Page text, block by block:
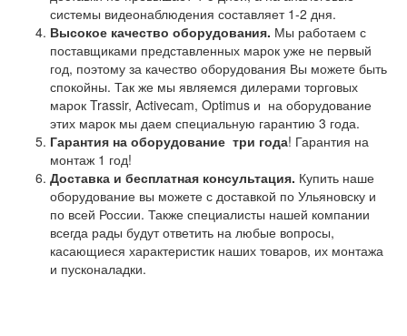
системы видеонаблюдения составляет 1-2 дня.
Высокое качество оборудования. Мы работаем с
поставщиками представленных марок уже не первый
год, поэтому за качество оборудования Вы можете быть
спокойны. Так же мы являемся дилерами торговых
марок Trassir, Activecam, Optimus и на оборудование
этих марок мы даем специальную гарантию 3 года.
Гарантия на оборудование три года! Гарантия на
монтаж 1 год!
Доставка и бесплатная консультация. Купить наше
оборудование вы можете с доставкой по Ульяновску и
по всей России. Также специалисты нашей компании
всегда рады будут ответить на любые вопросы,
касающиеся характеристик наших товаров, их монтажа
и пусконаладки.